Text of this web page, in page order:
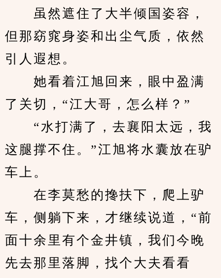
虽然遮住了大半倾国姿容，
但那窈窕身姿和出尘气质，依然
引人遐想。
她看着江旭回来，眼中盈满
了关切，“江大哥，怎么样？”
“水打满了，去襄阳太远，我
这腿撑不住。”江旭将水囊放在驴
车上。
在李莫愁的搀扶下，爬上驴
车，侧躺下来，才继续说道，“前
面十余里有个金井镇，我们今晚
先去那里落脚，找个大夫看看